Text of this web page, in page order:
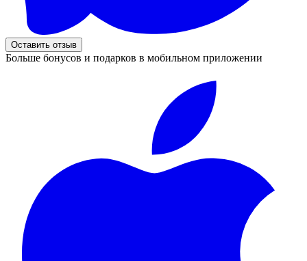
Оставить отзыв
Больше бонусов и подарков в мобильном приложении